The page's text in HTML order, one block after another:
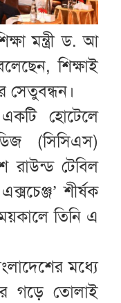
মন্ত্রী ড. আ
শিক্ষাই
সেতুবন্ধন।
হোটেলে
(সিসিএস)
রাউন্ড টেবিল
শীর্ষক
তিনি এ
মধ্যে
গড়ে তোলাই